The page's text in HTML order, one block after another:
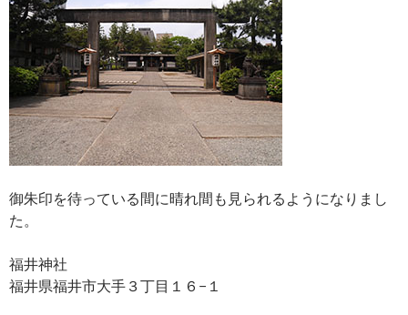
御朱印を待っている間に晴れ間も見られるようになりまし
た。
福井神社
福井県福井市大手３丁目１６−１